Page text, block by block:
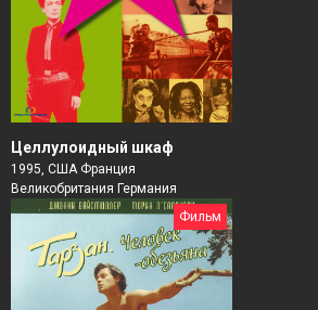
Целлулоидный шкаф
1995, США Франция
Великобритания Германия
Фильм